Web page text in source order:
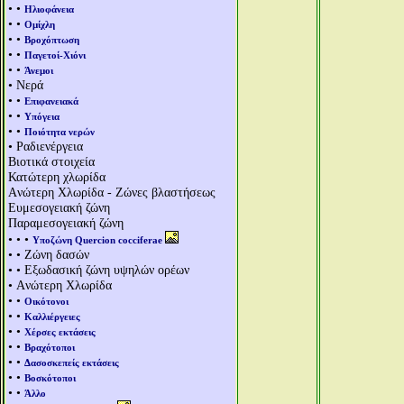
• • Ηλιοφάνεια
• • Ομίχλη
• • Βροχόπτωση
• • Παγετοί-Χιόνι
• • Άνεμοι
• Νερά
• • Επιφανειακά
• • Υπόγεια
• • Ποιότητα νερών
• Ραδιενέργεια
Βιοτικά στοιχεία
Κατώτερη χλωρίδα
Aνώτερη Χλωρίδα - Ζώνες βλαστήσεως
Ευμεσογειακή ζώνη
Παραμεσογειακή ζώνη
• • • Υποζώνη Quercion cocciferae
• • Ζώνη δασών
• • Εξωδασική ζώνη υψηλών ορέων
• Aνώτερη Χλωρίδα
• • Οικότονοι
• • Καλλιέργειες
• • Χέρσες εκτάσεις
• • Βραχότοποι
• • Δασοσκεπείς εκτάσεις
• • Βοσκότοποι
• • Άλλο